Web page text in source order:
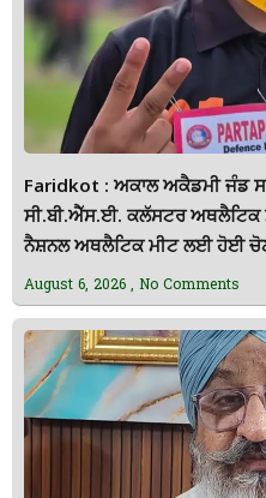
Faridkot : ਅਕਾਲ ਅਕੈਡਮੀ ਜੰਡ
ਸੀ.ਬੀ.ਐੱਸ.ਈ. ਕਲੱਸਟਰ ਅਥਲੈਟਿਕ
ਨੈਸ਼ਨਲ ਅਥਲੈਟਿਕ ਮੀਟ ਲਈ ਹੋਈ
August 6, 2026 No Comments